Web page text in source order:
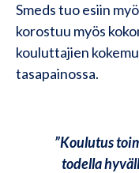
Smeds tuo esiin
korostuu myös
kouluttajien
tasapainossa.
”Koulutus
todella